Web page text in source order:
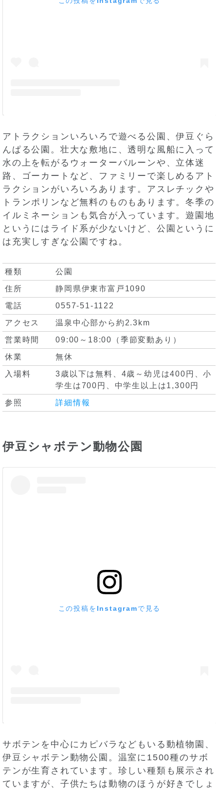
アトラクションいろいろで遊べる公園、伊豆ぐら
んぱる公園。壮大な敷地に、透明な風船に入って
水の上を転がるウォーターバルーンや、立体迷
路、ゴーカートなど、ファミリーで楽しめるアト
ラクションがいろいろあります。アスレチックや
トランポリンなど無料のものもあります。冬季の
イルミネーションも気合が入っています。遊園地
というにはライド系が少ないけど、公園というに
は充実しすぎな公園ですね。
種類 公園
住所 静岡県伊東市富戸1090
電話 0557-51-1122
アクセス 温泉中心部から約2.3km
営業時間 09:00～18:00（季節変動あり）
休業 無休
入場料
3歳以下は無料、4歳～幼児は400円、小
学生は700円、中学生以上は1,300円
参照 詳細情報
伊豆シャボテン動物公園
この投稿をInstagramで見る
サボテンを中心にカピバラなどもいる動植物園、
伊豆シャボテン動物公園。温室に1500種のサボ
テンが生育されています。珍しい種類も展示され
ていますが、子供たちは動物のほうが好きでしょ